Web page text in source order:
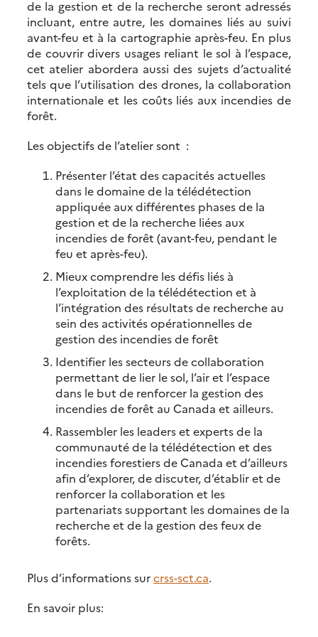
de la gestion et de la recherche seront adressés
incluant, entre autre, les domaines liés au suivi
avant-feu et à la cartographie après-feu. En plus
de couvrir divers usages reliant le sol à l’espace,
cet atelier abordera aussi des sujets d’actualité
tels que l’utilisation des drones, la collaboration
internationale et les coûts liés aux incendies de
forêt.
Les objectifs de l’atelier sont :
Présenter l’état des capacités actuelles
dans le domaine de la télédétection
appliquée aux différentes phases de la
gestion et de la recherche liées aux
incendies de forêt (avant-feu, pendant le
feu et après-feu).
Mieux comprendre les défis liés à
l’exploitation de la télédétection et à
l’intégration des résultats de recherche au
sein des activités opérationnelles de
gestion des incendies de forêt
Identifier les secteurs de collaboration
permettant de lier le sol, l’air et l’espace
dans le but de renforcer la gestion des
incendies de forêt au Canada et ailleurs.
Rassembler les leaders et experts de la
communauté de la télédétection et des
incendies forestiers de Canada et d’ailleurs
afin d’explorer, de discuter, d’établir et de
renforcer la collaboration et les
partenariats supportant les domaines de la
recherche et de la gestion des feux de
forêts.
Plus d’informations surcrss-sct.ca.
En savoir plus: